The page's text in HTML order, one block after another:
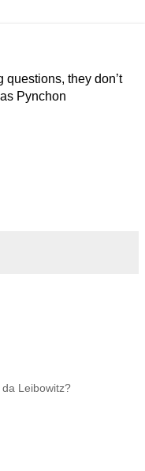
questions, they don’t
Pynchon
Leibowitz?